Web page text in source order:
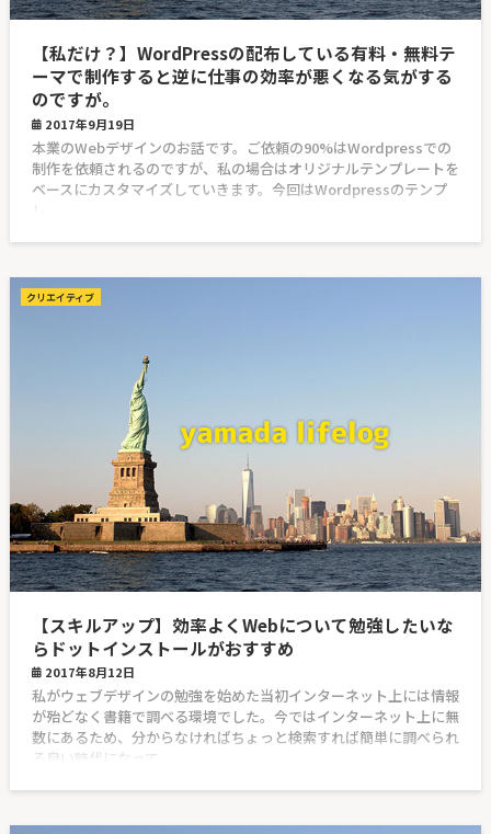
【私だけ？】WordPressの配布している有料・無料テ
ーマで制作すると逆に仕事の効率が悪くなる気がする
のですが。
2017年9月19日
本業のWebデザインのお話です。ご依頼の90%はWordpressでの
制作を依頼されるのですが、私の場合はオリジナルテンプレートを
ベースにカスタマイズしていきます。今回はWordpressのテンプ
レ
クリエイティブ
【スキルアップ】効率よくWebについて勉強したいな
らドットインストールがおすすめ
2017年8月12日
私がウェブデザインの勉強を始めた当初インターネット上には情報
が殆どなく書籍で調べる環境でした。今ではインターネット上に無
数にあるため、分からなければちょっと検索すれば簡単に調べられ
る良い時代になって